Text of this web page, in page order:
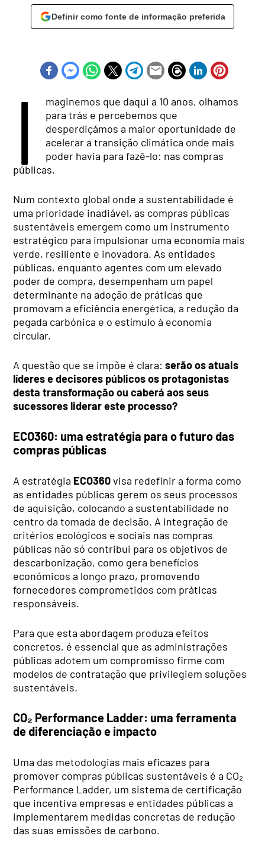
Definir como fonte de informação preferida
I
maginemos que daqui a 10 anos, olhamos
para trás e percebemos que
desperdiçámos a maior oportunidade de
acelerar a transição climática onde mais
poder havia para fazê-lo: nas compras
públicas.
Num contexto global onde a sustentabilidade é
uma prioridade inadiável, as compras públicas
sustentáveis emergem como um instrumento
estratégico para impulsionar uma economia mais
verde, resiliente e inovadora. As entidades
públicas, enquanto agentes com um elevado
poder de compra, desempenham um papel
determinante na adoção de práticas que
promovam a eficiência energética, a redução da
pegada carbónica e o estímulo à economia
circular.
A questão que se impõe é clara:serão os atuais
líderes e decisores públicos os protagonistas
desta transformação ou caberá aos seus
sucessores liderar este processo?
ECO360: uma estratégia para o futuro das
compras públicas
A estratégia ECO360visa redefinir a forma como
as entidades públicas gerem os seus processos
de aquisição, colocando a sustentabilidade no
centro da tomada de decisão. A integração de
critérios ecológicos e sociais nas compras
públicas não só contribui para os objetivos de
descarbonização, como gera benefícios
económicos a longo prazo, promovendo
fornecedores comprometidos com práticas
responsáveis.
Para que esta abordagem produza efeitos
concretos, é essencial que as administrações
públicas adotem um compromisso firme com
modelos de contratação que privilegiem soluções
sustentáveis.
CO₂ Performance Ladder: uma ferramenta
de diferenciação e impacto
Uma das metodologias mais eficazes para
promover compras públicas sustentáveis é a CO₂
Performance Ladder, um sistema de certificação
que incentiva empresas e entidades públicas a
implementarem medidas concretas de redução
das suas emissões de carbono.